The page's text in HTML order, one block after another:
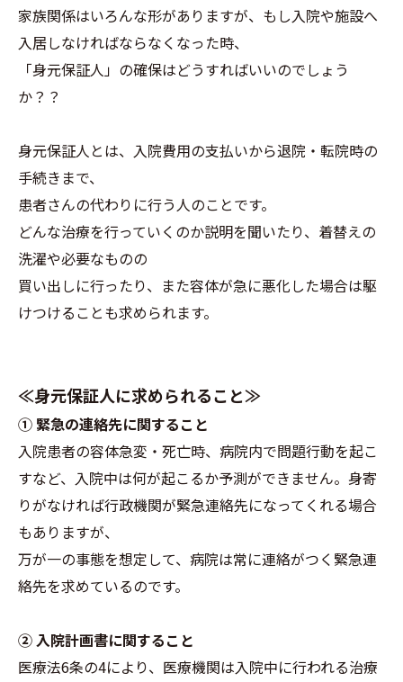
家族関係はいろんな形がありますが、もし入院や施設へ
入居しなければならなくなった時、
「身元保証人」の確保はどうすればいいのでしょう
か？？
身元保証人とは、入院費用の支払いから退院・転院時の
手続きまで、
患者さんの代わりに行う人のことです。
どんな治療を行っていくのか説明を聞いたり、着替えの
洗濯や必要なものの
買い出しに行ったり、また容体が急に悪化した場合は駆
けつけることも求められます。
≪身元保証人に求められること≫
① 緊急の連絡先に関すること
入院患者の容体急変・死亡時、病院内で問題行動を起こ
すなど、入院中は何が起こるか予測ができません。身寄
りがなければ行政機関が緊急連絡先になってくれる場合
もありますが、
万が一の事態を想定して、病院は常に連絡がつく緊急連
絡先を求めているのです。
② 入院計画書に関すること
医療法6条の4により、医療機関は入院中に行われる治療